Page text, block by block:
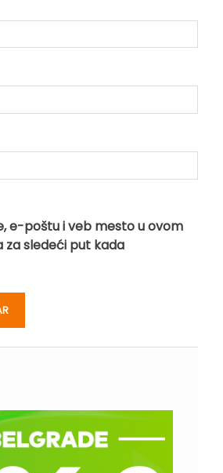
e-poštu i veb mesto u ovom
sledeći put kada